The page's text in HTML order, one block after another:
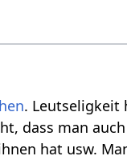
. Leutseligkeit
dass man
hat usw.